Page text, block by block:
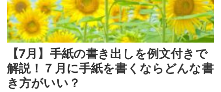
【7月】手紙の書き出しを例文付きで
解説！７月に手紙を書くならどんな書
き方がいい？